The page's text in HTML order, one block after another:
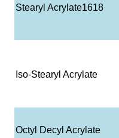
Stearyl Acrylate1618
Iso-Stearyl Acrylate
Octyl Decyl Acrylate